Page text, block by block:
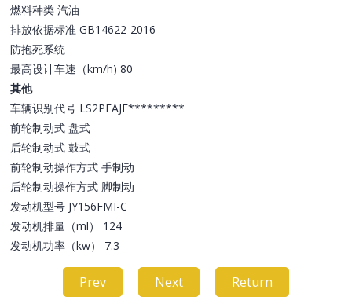
燃料种类 汽油
排放依据标准 GB14622-2016
防抱死系统
最高设计车速（km/h) 80
其他
车辆识别代号 LS2PEAJF*********
前轮制动式 盘式
后轮制动式 鼓式
前轮制动操作方式 手制动
后轮制动操作方式 脚制动
发动机型号 JY156FMI-C
发动机排量（ml） 124
发动机功率（kw） 7.3
Prev Next Return